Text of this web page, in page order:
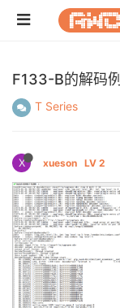
F133-B的解码
T Series
X xueson LV 2